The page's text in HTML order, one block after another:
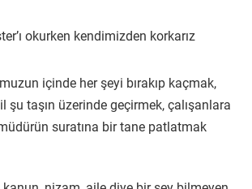
okurken kendimizden korkarız
içinde her şeyi bırakıp kaçmak,
şu taşın üzerinde geçirmek, çalışanlara
suratına bir tane patlatmak